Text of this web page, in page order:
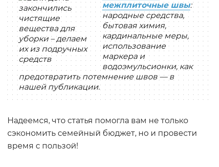
межплиточные швы:
народные средства,
бытовая химия,
кардинальные меры,
использование
маркера и
водоэмульсионки, как
предотвратить потемнение швов — в
нашей публикации.
Надеемся, что статья помогла вам не только
сэкономить семейный бюджет, но и провести
время с пользой!